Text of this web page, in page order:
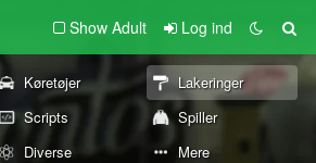
Show Adult Log ind
Køretøjer
Lakeringer
Scripts
Spiller
Diverse Mere